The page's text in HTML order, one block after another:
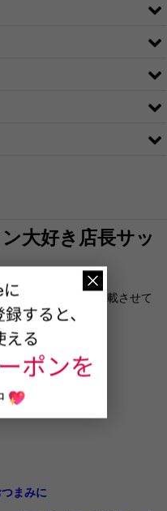
大好き店長サッ
頂きましたら、掲載させて
まみに